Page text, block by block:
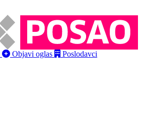
Objavi oglas Poslodavci